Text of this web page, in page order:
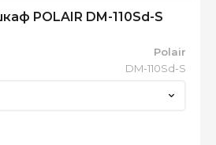
POLAIR DM-110Sd-S
Polair
DM-110Sd-S